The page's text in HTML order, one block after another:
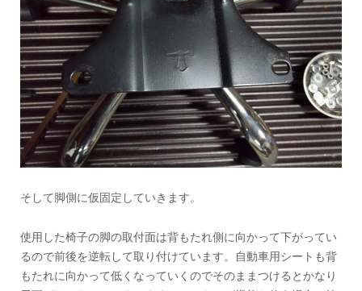
そして脚側に仮固定していきます。
使用した椅子の脚の取付面は背もたれ側に向かって下がってい
るので前後を逆転して取り付けています。自動車用シートも背
もたれに向かって低くなっていくのでそのままつけるとかなり